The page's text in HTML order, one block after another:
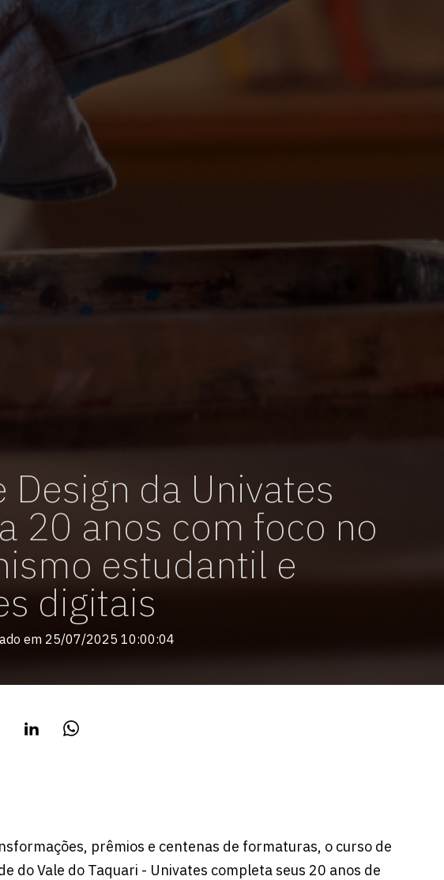
Design da Univates
20 anos com foco no
estudantil e
digitais
em 25/07/2025 10:00:04
prêmios e centenas de formaturas, o curso de
do Vale do Taquari - Univates completa seus 20 anos de
Escolha a vaga que você
quer concorrer: